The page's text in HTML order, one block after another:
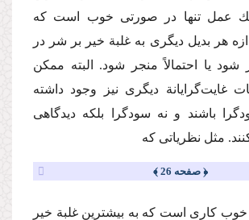
عمل تنها در صورتی خوب است كه
هر بدیل دیگری به غلبة خیر بر شر در
یا احتمالاً منجر شود. البته ممكن
غایت‌گرایانة دیگری نیز وجود داشته
باشند و نه سود‌گرا بلكه دیدگاهی
كنند. مثل نظریاتی كه
﴿ صفحه 26 ﴾
خوب كاری است كه به بیشترین غلبة خیر